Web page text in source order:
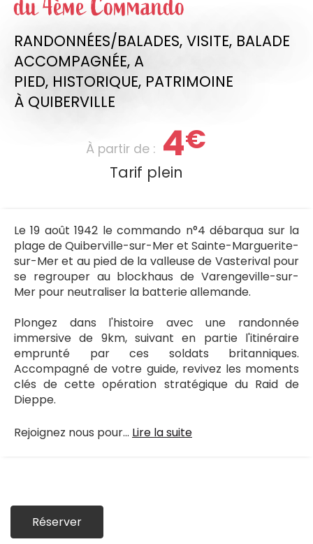
RANDONNÉES/BALADES, VISITE, BALADE
ACCOMPAGNÉE, A
PIED, HISTORIQUE, PATRIMOINE
À QUIBERVILLE
À partir de : 4€
Tarif plein
Le 19 août 1942 le commando n°4 débarqua sur la
plage de Quiberville-sur-Mer et Sainte-Marguerite-
sur-Mer et au pied de la valleuse de Vasterival pour
se regrouper au blockhaus de Varengeville-sur-
Mer pour neutraliser la batterie allemande.
Plongez dans l'histoire avec une randonnée
immersive de 9km, suivant en partie l'itinéraire
emprunté par ces soldats britanniques.
Accompagné de votre guide, revivez les moments
clés de cette opération stratégique du Raid de
Dieppe.
Rejoignez nous pour... Lire la suite
Réserver